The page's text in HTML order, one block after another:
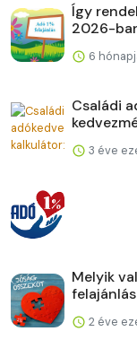
Így
2026-
6
Családi
3 éve
Melyik
2 éve